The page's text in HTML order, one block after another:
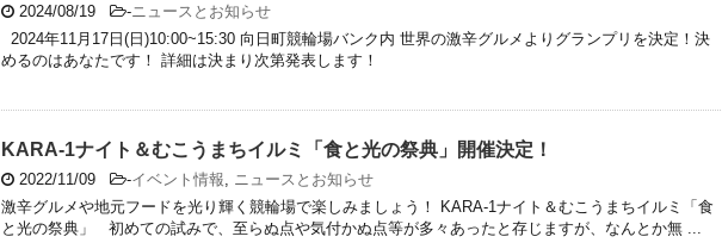
2024/08/19 -ニュースとお知らせ
2024年11月17日(日)10:00~15:30 向日町競輪場バンク内 世界の激辛グルメよりグランプリを決定！決
めるのはあなたです！ 詳細は決まり次第発表します！
KARA-1ナイト＆むこうまちイルミ「食と光の祭典」開催決定！
2022/11/09 -イベント情報, ニュースとお知らせ
激辛グルメや地元フードを光り輝く競輪場で楽しみましょう！ KARA-1ナイト＆むこうまちイルミ「食
と光の祭典」 初めての試みで、至らぬ点や気付かぬ点等が多々あったと存じますが、なんとか無 ...